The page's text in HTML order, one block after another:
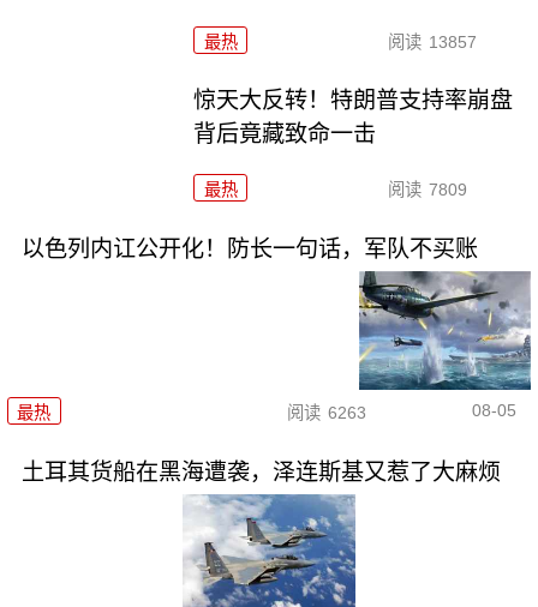
最热 阅读 13857
惊天大反转！特朗普支持率崩盘
背后竟藏致命一击
最热 阅读 7809
以色列内讧公开化！防长一句话，军队不买账
最热 阅读 6263 08-05
土耳其货船在黑海遭袭，泽连斯基又惹了大麻烦